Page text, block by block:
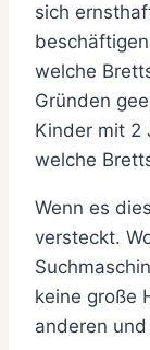
sich
welche
Gründen
Kinder mit 2
welche
Wenn es
versteckt.
keine große
anderen